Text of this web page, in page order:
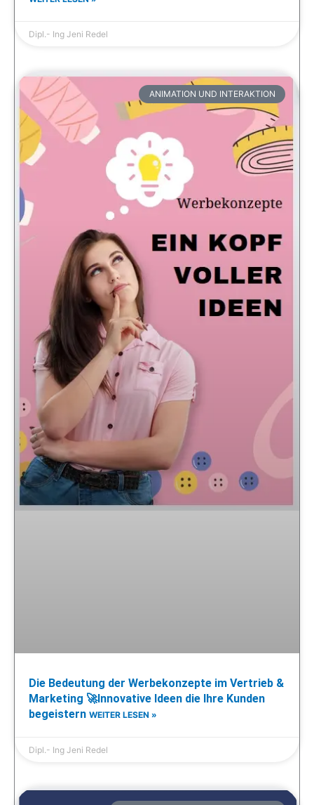
Dipl.- Ing Jeni Redel
ANIMATION UND INTERAKTION
Die Bedeutung der Werbekonzepte im Vertrieb &
Marketing 🚀Innovative Ideen die Ihre Kunden
begeistern WEITER LESEN »
Dipl.- Ing Jeni Redel